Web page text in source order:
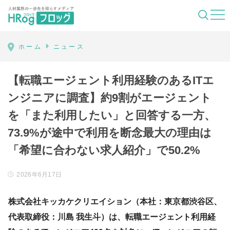
HRog | 人材業界の一歩先を照らすメディ
ホーム ニュース
【転職エージェント利用経験のあるITエ
ンジニアに調査】約9割がエージェント
を「また利用したい」と回答する一方、
73.9%が途中で利用を断念最大の理由は
「希望に合わない求人紹介」で50.2%
2026年6月17日
株式会社キッカケクリエイション（本社：東京都渋谷区、
代表取締役：川島 我生斗）は、転職エージェント利用経